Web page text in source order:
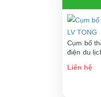
Cụm bố
điện du
Liên hệ